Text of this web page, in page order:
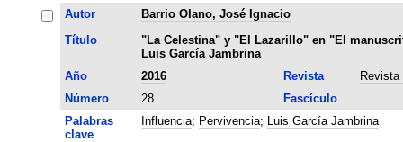
Autor
Barrio Olano, José Ignacio
Título
"La Celestina" y "El Lazarillo" en "El
Luis García Jambrina
Año
2016 Revista
Revista
Número
28
Fascículo
Palabras
clave
Influencia; Pervivencia; Luis García Jambrina